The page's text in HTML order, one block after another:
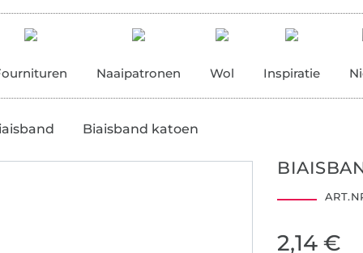
Naaipatronen Wol Inspiratie
Biaisband katoen
2,14 €